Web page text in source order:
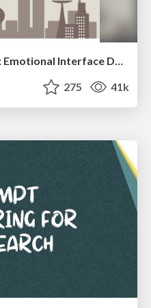
Learning to Love Humans: Emotional Interface Design
275 41k